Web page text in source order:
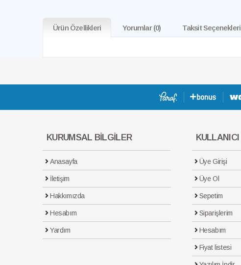
Ürün Özellikleri Yorumlar(0) Taksit Seçenekleri
KURUMSAL BİLGİLER
Anasayfa
İletişim
Hakkımızda
Hesabım
Yardım
Üye Girişi
Üye Ol
Sepetim
Siparişlerim
Hesabım
Fiyat listesi